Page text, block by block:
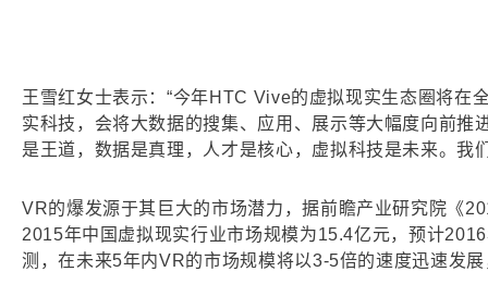
王雪红女士表示：“今年HTC Vive的虚拟现实生态圈将
实科技，会将大数据的搜集、应用、展示等大幅度向前推
是王道，数据是真理，人才是核心，虚拟科技是未来。
VR的爆发源于其巨大的市场潜力，据前瞻产业研究院《
2015年中国虚拟现实行业市场规模为15.4亿元，预计
测，在未来5年内VR的市场规模将以3-5倍的速度迅速发